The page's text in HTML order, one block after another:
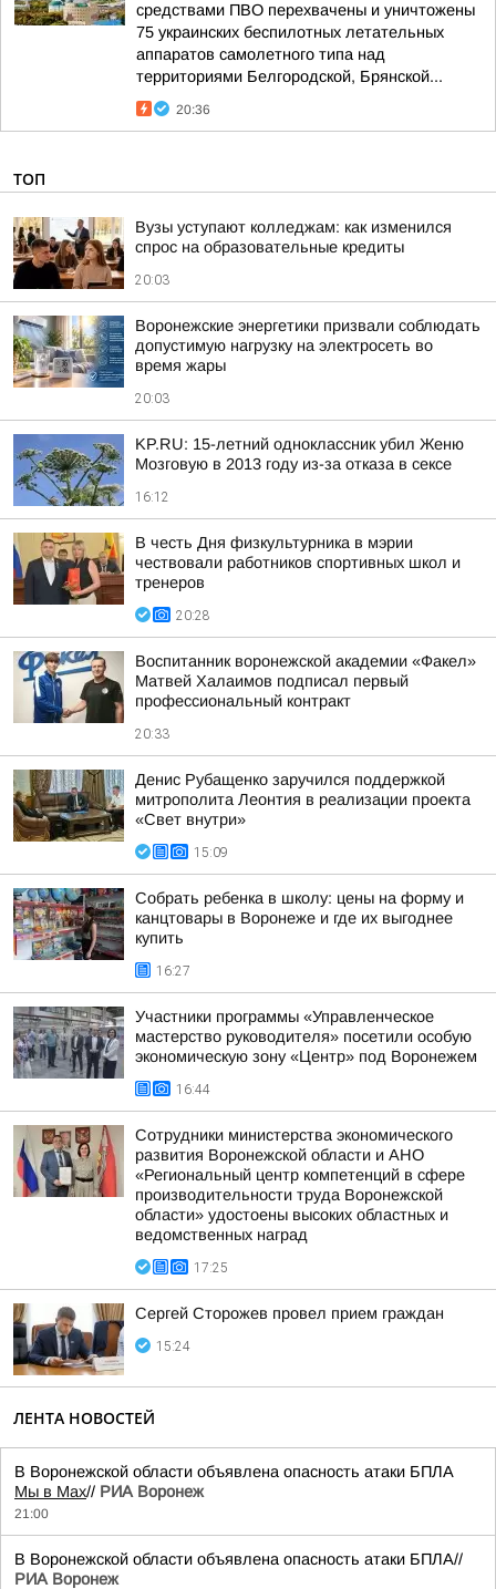
средствами ПВО перехвачены и уничтожены
75 украинских беспилотных летательных
аппаратов самолетного типа над
территориями Белгородской, Брянской...
20:36
ТОП
Вузы уступают колледжам: как изменился
спрос на образовательные кредиты
20:03
Воронежские энергетики призвали соблюдать
допустимую нагрузку на электросеть во
время жары
20:03
KP.RU: 15-летний одноклассник убил Женю
Мозговую в 2013 году из-за отказа в сексе
16:12
В честь Дня физкультурника в мэрии
чествовали работников спортивных школ и
тренеров
20:28
Воспитанник воронежской академии «Факел»
Матвей Халаимов подписал первый
профессиональный контракт
20:33
Денис Рубащенко заручился поддержкой
митрополита Леонтия в реализации проекта
«Свет внутри»
15:09
Собрать ребенка в школу: цены на форму и
канцтовары в Воронеже и где их выгоднее
купить
16:27
Участники программы «Управленческое
мастерство руководителя» посетили особую
экономическую зону «Центр» под Воронежем
16:44
Сотрудники министерства экономического
развития Воронежской области и АНО
«Региональный центр компетенций в сфере
производительности труда Воронежской
области» удостоены высоких областных и
ведомственных наград
17:25
Сергей Сторожев провел прием граждан
15:24
ЛЕНТА НОВОСТЕЙ
В Воронежской области объявлена опасность атаки БПЛА
Мы в Мах// РИА Воронеж
21:00
В Воронежской области объявлена опасность атаки БПЛА//
РИА Воронеж